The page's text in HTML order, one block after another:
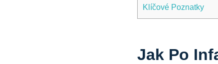
Klíčové Poznatky
Jak Po